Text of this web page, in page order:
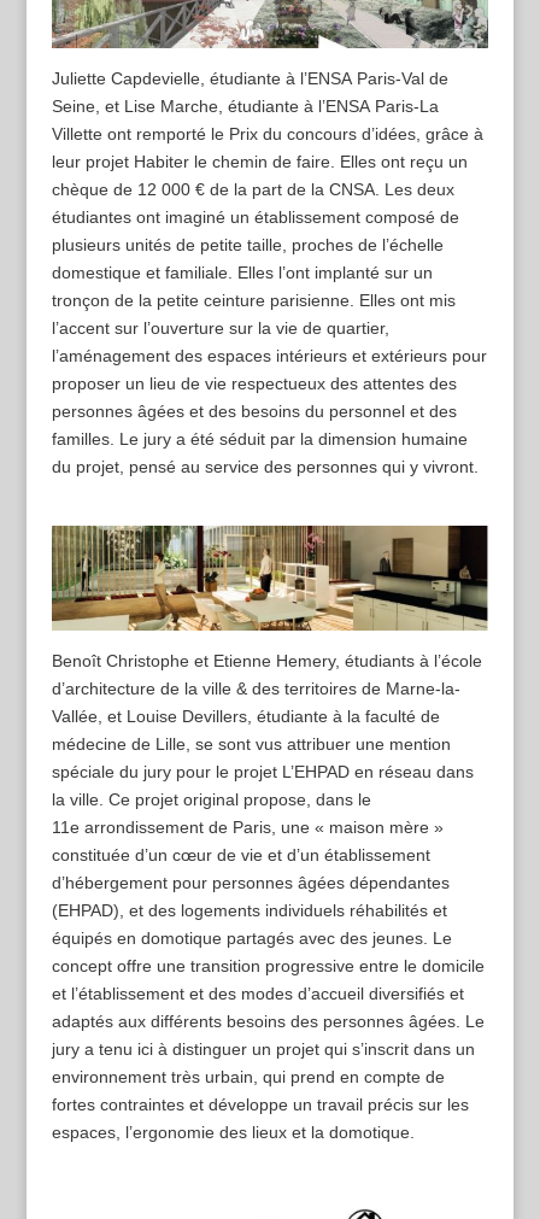
Juliette Capdevielle, étudiante à l’ENSA Paris-Val de
Seine, et Lise Marche, étudiante à l’ENSA Paris-La
Villette ont remporté le Prix du concours d’idées, grâce à
leur projet Habiter le chemin de faire. Elles ont reçu un
chèque de 12 000 € de la part de la CNSA. Les deux
étudiantes ont imaginé un établissement composé de
plusieurs unités de petite taille, proches de l’échelle
domestique et familiale. Elles l’ont implanté sur un
tronçon de la petite ceinture parisienne. Elles ont mis
l’accent sur l’ouverture sur la vie de quartier,
l’aménagement des espaces intérieurs et extérieurs pour
proposer un lieu de vie respectueux des attentes des
personnes âgées et des besoins du personnel et des
familles. Le jury a été séduit par la dimension humaine
du projet, pensé au service des personnes qui y vivront.
Benoît Christophe et Etienne Hemery, étudiants à l’école
d’architecture de la ville & des territoires de Marne-la-
Vallée, et Louise Devillers, étudiante à la faculté de
médecine de Lille, se sont vus attribuer une mention
spéciale du jury pour le projet L’EHPAD en réseau dans
la ville. Ce projet original propose, dans le
11e arrondissement de Paris, une « maison mère »
constituée d’un cœur de vie et d’un établissement
d’hébergement pour personnes âgées dépendantes
(EHPAD), et des logements individuels réhabilités et
équipés en domotique partagés avec des jeunes. Le
concept offre une transition progressive entre le domicile
et l’établissement et des modes d’accueil diversifiés et
adaptés aux différents besoins des personnes âgées. Le
jury a tenu ici à distinguer un projet qui s’inscrit dans un
environnement très urbain, qui prend en compte de
fortes contraintes et développe un travail précis sur les
espaces, l’ergonomie des lieux et la domotique.